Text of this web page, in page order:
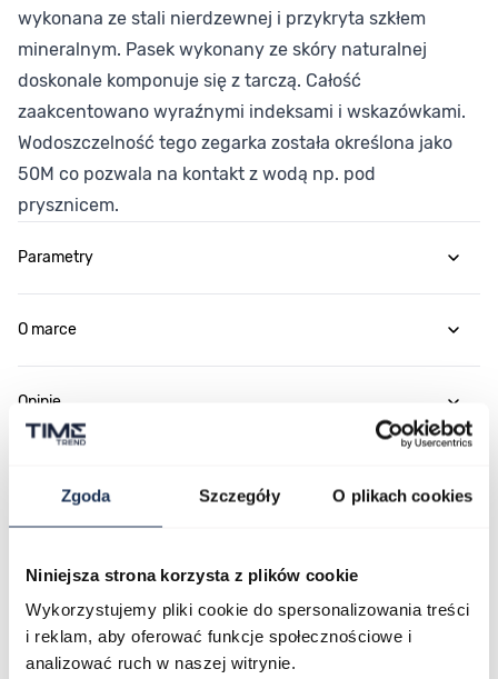
Zgoda Szczegóły O plikach cookies
Niniejsza strona korzysta z plików cookie
Wykorzystujemy pliki cookie do spersonalizowania treści
i reklam, aby oferować funkcje społecznościowe i
analizować ruch w naszej witrynie.
wykonana ze stali nierdzewnej i przykryta szkłem
mineralnym. Pasek wykonany ze skóry naturalnej
doskonale komponuje się z tarczą. Całość
zaakcentowano wyraźnymi indeksami i wskazówkami.
Wodoszczelność tego zegarka została określona jako
50M co pozwala na kontakt z wodą np. pod
prysznicem.
Parametry
O marce
Opinie
Najczęściej kupowane